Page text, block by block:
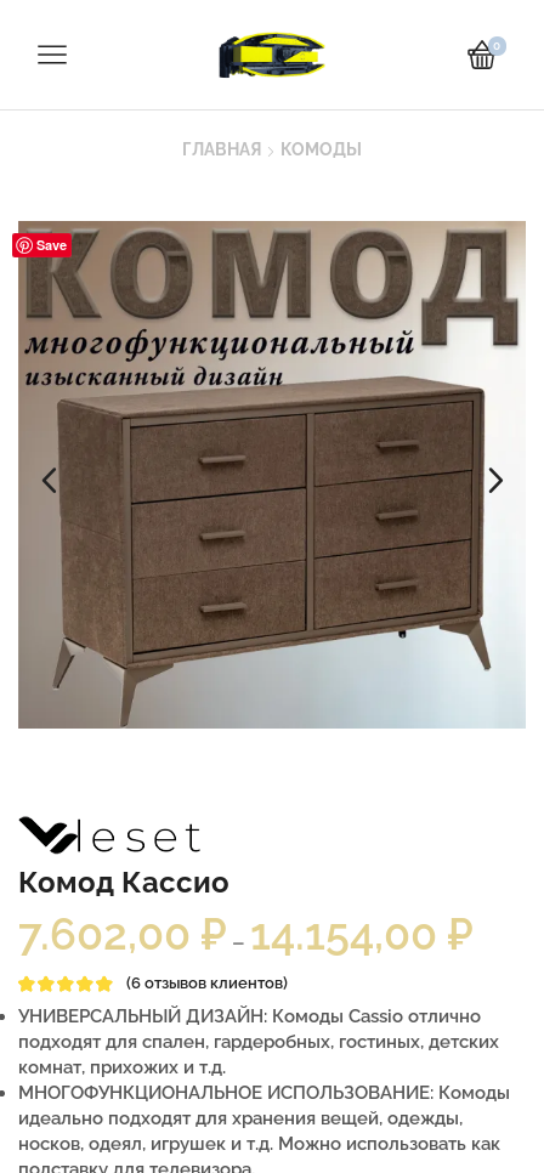
0
ГЛАВНАЯ КОМОДЫ
Save
Комод Кассио
7.602,00 ₽ – 14.154,00 ₽
(6 отзывов клиентов)
УНИВЕРСАЛЬНЫЙ ДИЗАЙН: Комоды Cassio отлично
подходят для спален, гардеробных, гостиных, детских
комнат, прихожих и т.д.
МНОГОФУНКЦИОНАЛЬНОЕ ИСПОЛЬЗОВАНИЕ: Комоды
идеально подходят для хранения вещей, одежды,
носков, одеял, игрушек и т.д. Можно использовать как
подставку для телевизора.